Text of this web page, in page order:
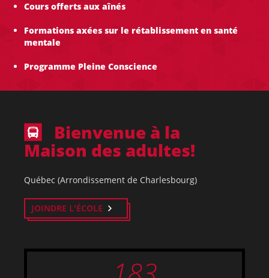
Cours offerts aux aînés
Formations axées sur le rétablissement en santé
mentale
Programme Pleine Conscience
Bienvenue à la
Maison des adultes!
Québec (Arrondissement de Charlesbourg)
JOINDRE L'ÉCOLE